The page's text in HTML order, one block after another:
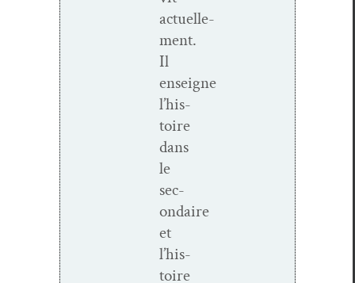
actuelle­
ment.
Il
enseigne
l’his­
toire
dans
le
sec­
ondaire
et
l’his­
toire